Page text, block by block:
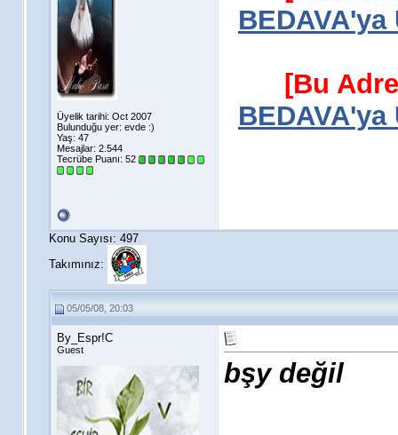
Üyelik tarihi: Oct 2007
Bulunduğu yer: evde :)
Yaş: 47
Mesajlar: 2.544
Tecrübe Puanı: 52
[Bu
Konu Sayısı: 497
Takımınız:
05/05/08, 20:03
By_Espr!C
Guest
bşy değil